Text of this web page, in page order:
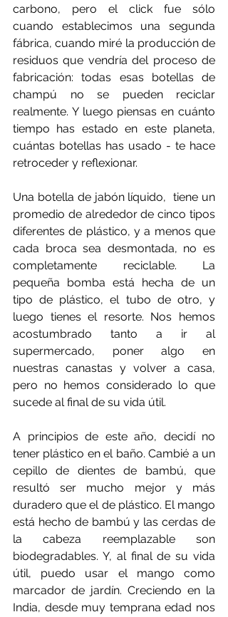
carbono, pero el click fue sólo
cuando establecimos una segunda
fábrica, cuando miré la producción de
residuos que vendría del proceso de
fabricación: todas esas botellas de
champú no se pueden reciclar
realmente. Y luego piensas en cuánto
tiempo has estado en este planeta,
cuántas botellas has usado - te hace
retroceder y reflexionar.
Una botella de jabón líquido,  tiene un
promedio de alrededor de cinco tipos
diferentes de plástico, y a menos que
cada broca sea desmontada, no es
completamente reciclable. La
pequeña bomba está hecha de un
tipo de plástico, el tubo de otro, y
luego tienes el resorte. Nos hemos
acostumbrado tanto a ir al
supermercado, poner algo en
nuestras canastas y volver a casa,
pero no hemos considerado lo que
sucede al final de su vida útil.
A principios de este año, decidí no
tener plástico en el baño. Cambié a un
cepillo de dientes de bambú, que
resultó ser mucho mejor y más
duradero que el de plástico. El mango
está hecho de bambú y las cerdas de
la cabeza reemplazable son
biodegradables. Y, al final de su vida
útil, puedo usar el mango como
marcador de jardín. Creciendo en la
India, desde muy temprana edad nos